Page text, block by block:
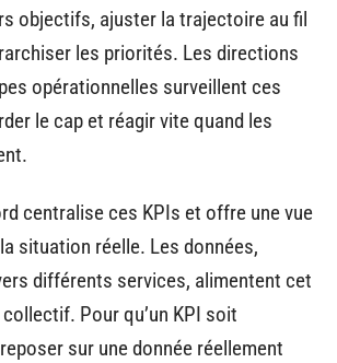
objectifs, ajuster la trajectoire au fil
les priorités. Les directions
opérationnelles surveillent ces
le cap et réagir vite quand les
centralise ces KPIs et offre une vue
situation réelle. Les données,
différents services, alimentent cet
Pour qu’un KPI soit
sur une donnée réellement